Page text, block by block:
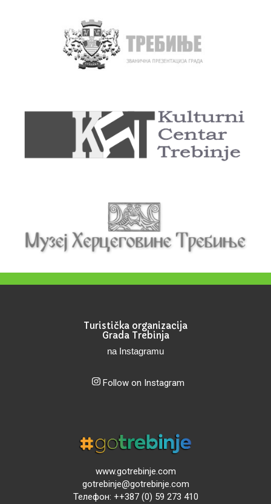
Turistička organizacija
Grada Trebinja
na Instagramu
Follow on Instagram
www.gotrebinje.com
gotrebinje@gotrebinje.com
Телефон: ++387 (0) 59 273 410